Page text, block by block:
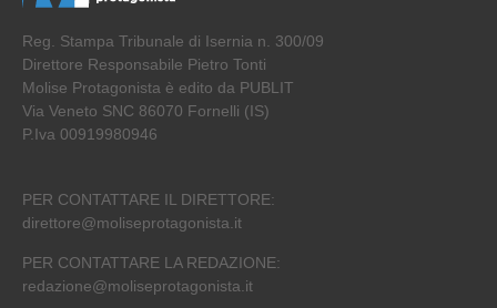
Reg. Stampa Tribunale di Isernia n. 300/09
Direttore Responsabile Pietro Tonti
Molise Protagonista è edito da PUBLIT
Via Veneto SNC 86070 Fornelli (IS)
P.Iva 00919980946
PER CONTATTARE IL DIRETTORE:
direttore@moliseprotagonista.it
PER CONTATTARE LA REDAZIONE:
redazione@moliseprotagonista.it